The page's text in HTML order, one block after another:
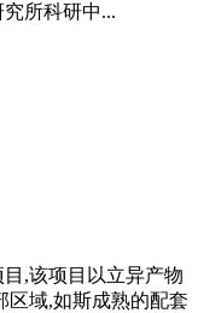
所科研中...
,该项目以立异产物
区域,如斯成熟的配套